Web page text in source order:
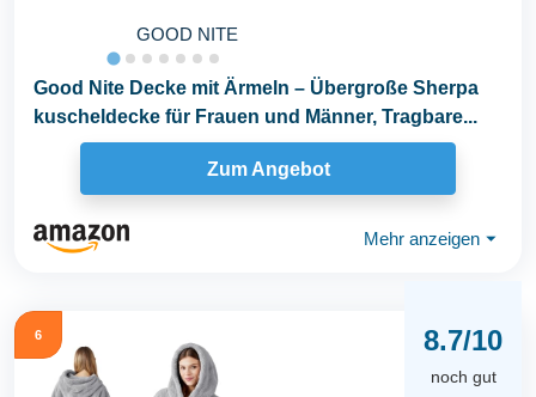
GOOD NITE
Good Nite Decke mit Ärmeln – Übergroße Sherpa
kuscheldecke für Frauen und Männer, Tragbare...
Zum Angebot
Mehr anzeigen ⏷
6 8.7/10
noch gut